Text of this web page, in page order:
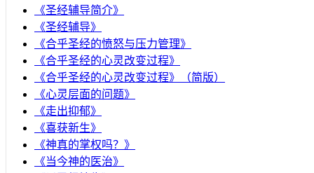
《圣经辅导简介》
《圣经辅导》
​《合乎圣经的愤怒与压力管理》
《合乎圣经的心灵改变过程》
《合乎圣经的心灵改变过程》（简版）
《心灵层面的问题》
《走出抑郁》
《喜获新生》
《神真的掌权吗？》
《当今神的医治》